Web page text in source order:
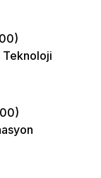
Teknoloji